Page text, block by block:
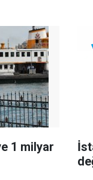
1 milyar